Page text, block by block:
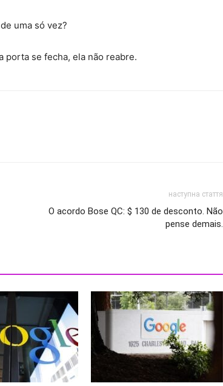
uma só vez?
porta se fecha, ela não reabre.
наступна стаття
O acordo Bose QC: $ 130 de desconto. Não
pense demais.